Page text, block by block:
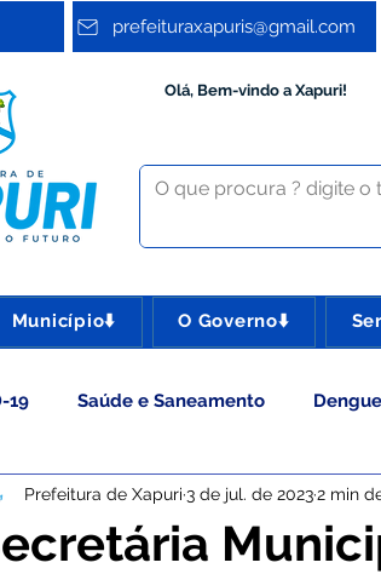
prefeituraxapuris@gmail.com
Olá, Bem-vindo a Xapuri!
Município⬇️ O Governo⬇️
19 Saúde e Saneamento Dengue
Social Cultura Esporte e Lazer
Prefeitura de Xapuri 3 de jul. de 20232 min